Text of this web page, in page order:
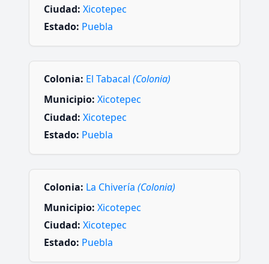
Ciudad: Xicotepec
Estado: Puebla
Colonia: El Tabacal (Colonia)
Municipio: Xicotepec
Ciudad: Xicotepec
Estado: Puebla
Colonia: La Chivería (Colonia)
Municipio: Xicotepec
Ciudad: Xicotepec
Estado: Puebla